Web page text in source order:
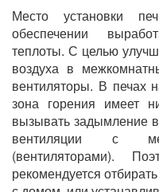
Место установки
обеспечении
теплоты. С целью
воздуха в
вентиляторы. В печах
зона горения имеет
вызывать задымление
вентиляции с
(вентиляторами).
рекомендуется